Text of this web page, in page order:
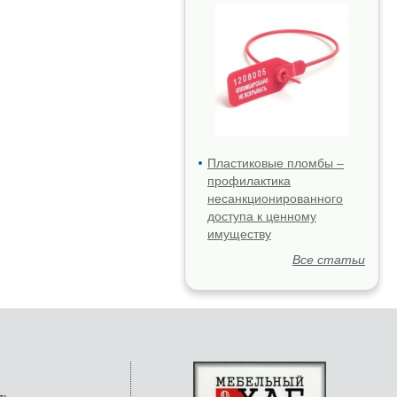
Пластиковые пломбы –
профилактика
несанкционированного
доступа к ценному
имуществу
Все статьи